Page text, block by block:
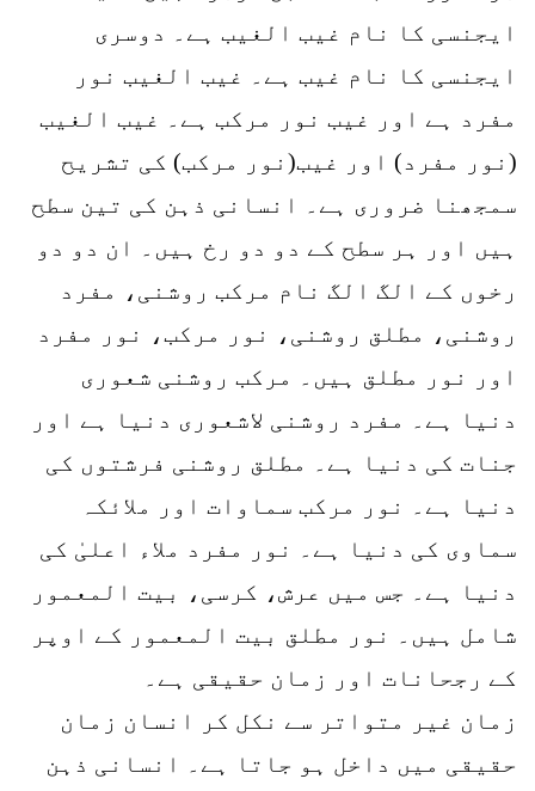
ایجنسی کا نام غیب الغیب ہے۔ دوسری
ایجنسی کا نام غیب ہے۔ غیب الغیب نور
مفرد ہے اور غیب نور مرکب ہے۔ غیب الغیب
(نور مفرد) اور غیب(نور مرکب) کی تشریح
سمجھنا ضروری ہے۔ انسانی ذہن کی تین سطح
ہیں اور ہر سطح کے دو دو رخ ہیں۔ ان دو دو
رخوں کے الگ الگ نام مرکب روشنی، مفرد
روشنی، مطلق روشنی، نور مرکب، نور مفرد
اور نور مطلق ہیں۔ مرکب روشنی شعوری
دنیا ہے۔ مفرد روشنی لاشعوری دنیا ہے اور
جنات کی دنیا ہے۔ مطلق روشنی فرشتوں کی
دنیا ہے۔ نور مرکب سماوات اور ملائکہ
سماوی کی دنیا ہے۔ نور مفرد ملاء اعلیٰ کی
دنیا ہے۔ جس میں عرش، کرسی، بیت المعمور
شامل ہیں۔ نور مطلق بیت المعمور کے اوپر
کے رجحانات اور زمان حقیقی ہے۔
زمان غیر متواتر سے نکل کر انسان زمان
حقیقی میں داخل ہو جاتا ہے۔ انسانی ذہن